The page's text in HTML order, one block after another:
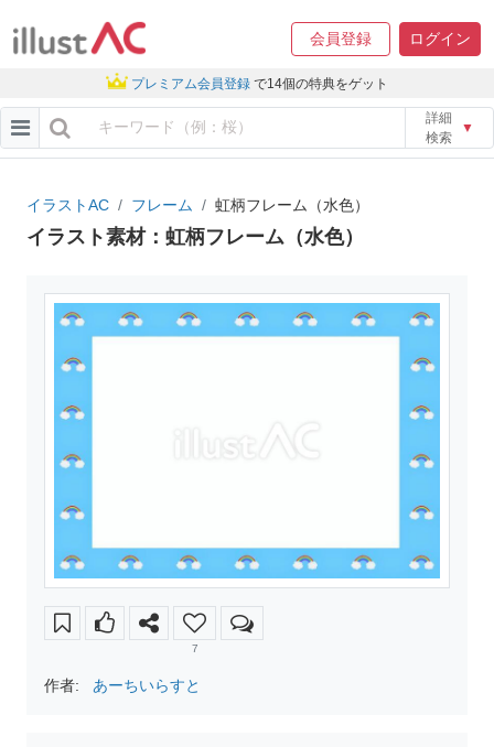
会員登録 ログイン
プレミアム会員登録 で14個の特典をゲット
詳細
検索
▼
イラストAC フレーム 虹柄フレーム（水色）
イラスト素材：虹柄フレーム（水色）
7
作者: あーちいらすと